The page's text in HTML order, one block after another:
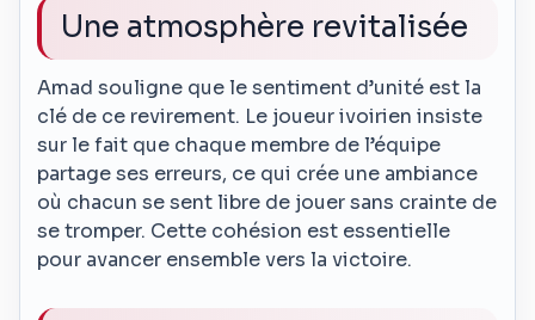
Une atmosphère revitalisée
Amad souligne que le sentiment d’unité est la
clé de ce revirement. Le joueur ivoirien insiste
sur le fait que chaque membre de l’équipe
partage ses erreurs, ce qui crée une ambiance
où chacun se sent libre de jouer sans crainte de
se tromper. Cette cohésion est essentielle
pour avancer ensemble vers la victoire.